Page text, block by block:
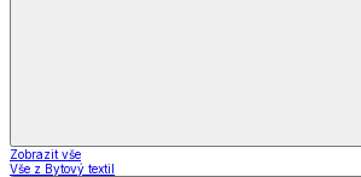
Zobrazit vše
Vše z Bytový textil